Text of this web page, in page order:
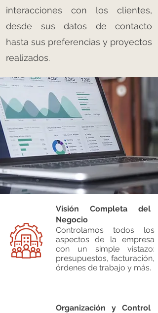
interacciones con los clientes,
desde sus datos de contacto
hasta sus preferencias y proyectos
realizados.
Visión Completa del
Negocio
Controlamos todos los
aspectos de la empresa
con un simple vistazo:
presupuestos, facturación,
órdenes de trabajo y más.
Organización y Control